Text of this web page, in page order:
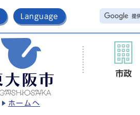
Language
ホームへ
市政